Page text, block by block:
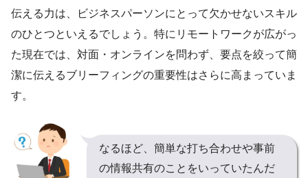
伝える力は、ビジネスパーソンにとって欠かせないスキル
のひとつといえるでしょう。特にリモートワークが広がっ
た現在では、対面・オンラインを問わず、要点を絞って簡
潔に伝えるブリーフィングの重要性はさらに高まっていま
す。
なるほど、簡単な打ち合わせや事前
の情報共有のことをいっていたんだ